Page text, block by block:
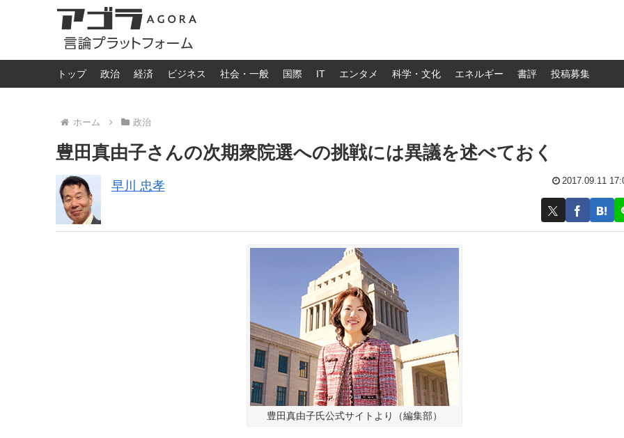
トップ 政治 経済 ビジネス 社会・一般 国際 IT エンタメ 科学・文化 エネルギー 書評 投稿募集
ホーム 政治
豊田真由子さんの次期衆院選への挑戦には異議を述べておく
早川 忠孝 2017.09.11
豊田真由子氏公式サイトより（編集部）